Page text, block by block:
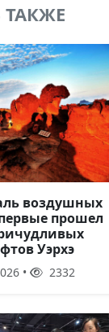
ТАКЖЕ
воздушных
прошел
Уэрхэ
• 2332